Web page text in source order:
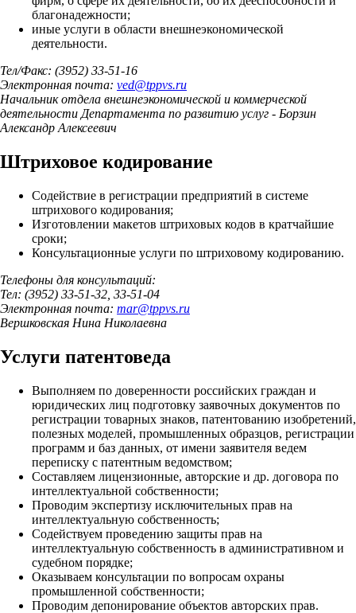
благонадежности;
иные услуги в области внешнеэкономической
деятельности.
Тел/Факс: (3952) 33-51-16
Электронная почта: ved@tppvs.ru
Начальник отдела внешнеэкономической и коммерческой
деятельности Департамента по развитию услуг - Борзин
Александр Алексеевич
Штриховое кодирование
Содействие в регистрации предприятий в системе
штрихового кодирования;
Изготовлении макетов штриховых кодов в кратчайшие
сроки;
Консультационные услуги по штриховому кодированию.
Телефоны для консультаций:
Тел: (3952) 33-51-32, 33-51-04
Электронная почта: mar@tppvs.ru
Вершковская Нина Николаевна
Услуги патентоведа
Выполняем по доверенности российских граждан и
юридических лиц подготовку заявочных документов по
регистрации товарных знаков, патентованию изобретений,
полезных моделей, промышленных образцов, регистрации
программ и баз данных, от имени заявителя ведем
переписку с патентным ведомством;
Составляем лицензионные, авторские и др. договора по
интеллектуальной собственности;
Проводим экспертизу исключительных прав на
интеллектуальную собственность;
Содействуем проведению защиты прав на
интеллектуальную собственность в административном и
судебном порядке;
Оказываем консультации по вопросам охраны
промышленной собственности;
Проводим депонирование объектов авторских прав.